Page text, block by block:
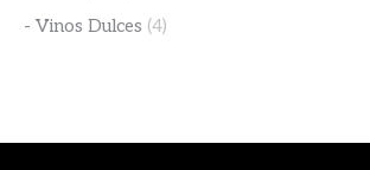
- Vinos Dulces (4)